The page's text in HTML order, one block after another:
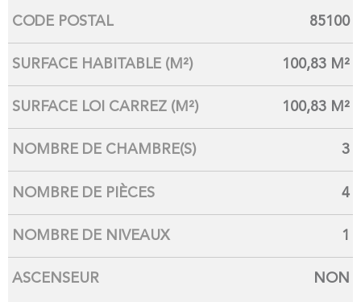
Caractérisque Valeurs
CODE POSTAL 85100
SURFACE HABITABLE (M²) 100,83 M²
SURFACE LOI CARREZ (M²) 100,83 M²
NOMBRE DE CHAMBRE(S) 3
NOMBRE DE PIÈCES 4
NOMBRE DE NIVEAUX 1
ASCENSEUR NON